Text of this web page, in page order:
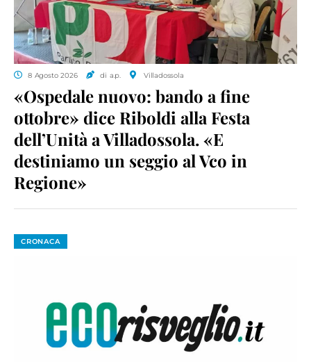
8 Agosto 2026 di a.p. Villadossola
«Ospedale nuovo: bando a fine
ottobre» dice Riboldi alla Festa
dell’Unità a Villadossola. «E
destiniamo un seggio al Vco in
Regione»
CRONACA